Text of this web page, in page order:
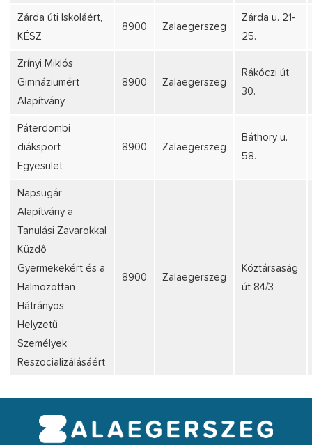
Zárda úti Iskoláért,
KÉSZ
8900 Zalaegerszeg
Zárda u. 21-
25.
Zrínyi Miklós
Gimnáziumért
Alapítvány
8900 Zalaegerszeg
Rákóczi út
30.
Páterdombi
diáksport
Egyesület
8900 Zalaegerszeg
Báthory u.
58.
Napsugár
Alapítvány a
Tanulási Zavarokkal
Küzdő
Gyermekekért és a
Halmozottan
Hátrányos
Helyzetű
Személyek
Reszocializálásáért
8900 Zalaegerszeg
Köztársaság
út 84/3